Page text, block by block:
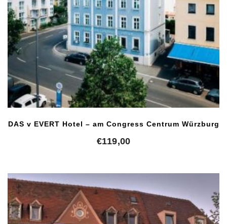
DAS v EVERT Hotel – am Congress Centrum Würzburg
€119,00